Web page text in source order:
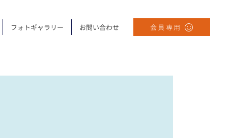
フォトギャラリー お問い合わせ 会員専用